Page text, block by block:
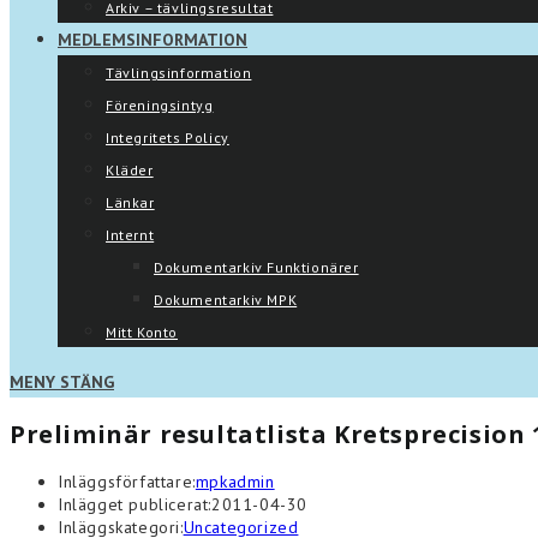
Arkiv – tävlingsresultat
MEDLEMSINFORMATION
Tävlingsinformation
Föreningsintyg
Integritets Policy
Kläder
Länkar
Internt
Dokumentarkiv Funktionärer
Dokumentarkiv MPK
Mitt Konto
MENY STÄNG
Preliminär resultatlista Kretsprecision
Inläggsförfattare:mpkadmin
Inlägget publicerat:2011-04-30
Inläggskategori:Uncategorized